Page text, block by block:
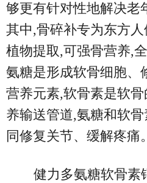
够更有针对性地解决老
其中,骨碎补专为东方
植物提取,可强骨营养,
氨糖是形成软骨细胞、
营养元素,软骨素是软
养输送管道,氨糖和软
同修复关节、缓解疼痛。
健力多氨糖软骨素